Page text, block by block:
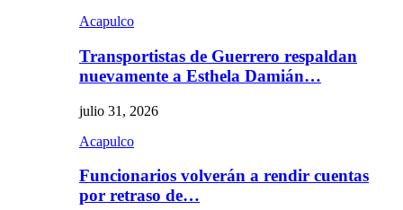
Acapulco
Transportistas de Guerrero respaldan
nuevamente a Esthela Damián…
julio 31, 2026
Acapulco
Funcionarios volverán a rendir cuentas
por retraso de…